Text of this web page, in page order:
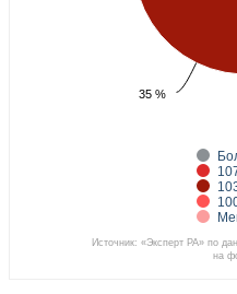
35 %
35 %
Источник: «Эксперт РА» по
на